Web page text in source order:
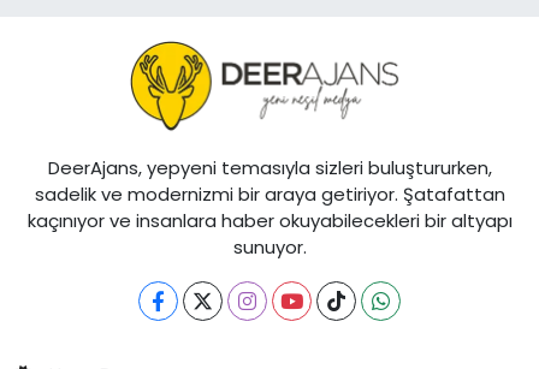
DeerAjans, yepyeni temasıyla sizleri buluştururken,
sadelik ve modernizmi bir araya getiriyor. Şatafattan
kaçınıyor ve insanlara haber okuyabilecekleri bir altyapı
sunuyor.